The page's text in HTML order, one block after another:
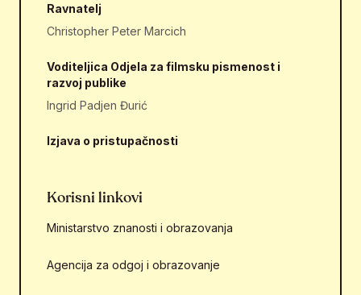
Ravnatelj
Christopher Peter Marcich
Voditeljica Odjela za filmsku pismenost i
razvoj publike
Ingrid Padjen Đurić
Izjava o pristupačnosti
Korisni linkovi
Ministarstvo znanosti i obrazovanja
Agencija za odgoj i obrazovanje